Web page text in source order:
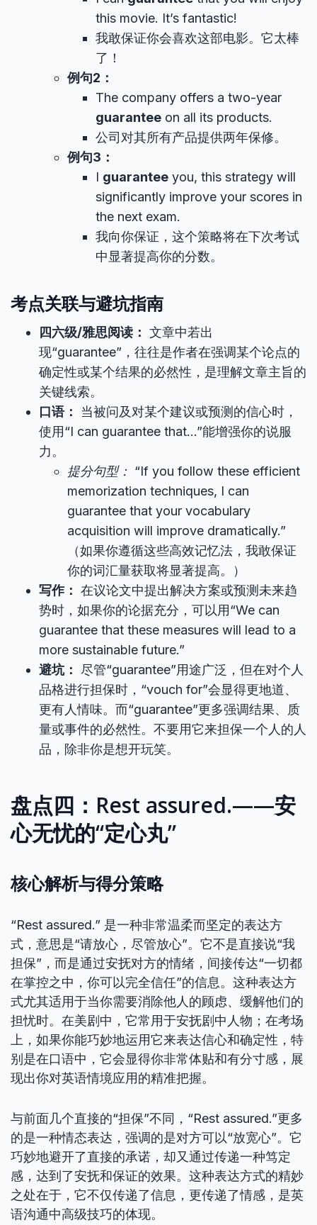
this movie. It’s fantastic!
我敢保证你会喜欢这部电影。它太棒
了！
例句2：
The company offers a two-year
guarantee on all its products.
公司对其所有产品提供两年保修。
例句3：
I guarantee you, this strategy will
significantly improve your scores in
the next exam.
我向你保证，这个策略将在下次考试
中显著提高你的分数。
考点关联与避坑指南
四六级/雅思阅读： 文章中若出
现“guarantee”，往往是作者在强调某个论点的
确定性或某个结果的必然性，是理解文章主旨的
关键线索。
口语：
当被问及对某个建议或预测的信心时，
使用“I can guarantee that…”能增强你的说服
力。
提分句型： “If you follow these efficient
memorization techniques, I can
guarantee that your vocabulary
acquisition will improve dramatically.”
（如果你遵循这些高效记忆法，我敢保证
你的词汇量获取将显著提高。）
写作： 在议论文中提出解决方案或预测未来趋
势时，如果你的论据充分，可以用“We can
guarantee that these measures will lead to a
more sustainable future.”
避坑：
尽管“guarantee”用途广泛，但在对个人
品格进行担保时，“vouch for”会显得更地道、
更有人情味。而“guarantee”更多强调结果、质
量或事件的必然性。不要用它来担保一个人的人
品，除非你是想开玩笑。
盘点四：Rest assured.——安
心无忧的“定心丸”
核心解析与得分策略
“Rest assured.” 是一种非常温柔而坚定的表达方
式，意思是“请放心，尽管放心”。它不是直接说“我
担保”，而是通过安抚对方的情绪，间接传达“一切都
在掌控之中，你可以完全信任”的信息。这种表达方
式尤其适用于当你需要消除他人的顾虑、缓解他们的
担忧时。在美剧中，它常用于安抚剧中人物；在考场
上，如果你能巧妙地运用它来表达信心和确定性，特
别是在口语中，它会显得你非常体贴和有分寸感，展
现出你对英语情境应用的精准把握。
与前面几个直接的“担保”不同，“Rest assured.”更多
的是一种情态表达，强调的是对方可以“放宽心”。它
巧妙地避开了直接的承诺，却又通过传递一种笃定
感，达到了安抚和保证的效果。这种表达方式的精妙
之处在于，它不仅传递了信息，更传递了情感，是英
语沟通中高级技巧的体现。